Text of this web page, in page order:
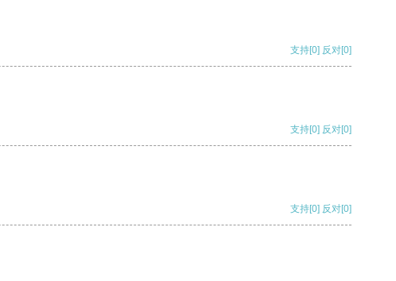
支持[0] 反对[0]
支持[0] 反对[0]
支持[0] 反对[0]